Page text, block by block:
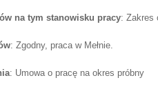
na tym stanowisku pracy: Zakres
: Zgodny, praca w Mełnie.
: Umowa o pracę na okres próbny